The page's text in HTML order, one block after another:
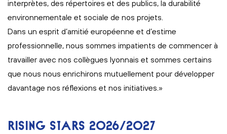
interprètes, des répertoires et des publics, la durabilité
environnementale et sociale de nos projets.
Dans un esprit d’amitié européenne et d’estime
professionnelle, nous sommes impatients de commencer à
travailler avec nos collègues lyonnais et sommes certains
que nous nous enrichirons mutuellement pour développer
davantage nos réflexions et nos initiatives.»
RISING STARS 2026/2027